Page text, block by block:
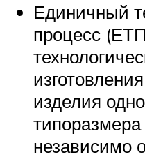
Единичный
процесс
изделия
независимо